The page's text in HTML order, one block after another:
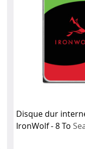
Disque dur
IronWolf - 8 To